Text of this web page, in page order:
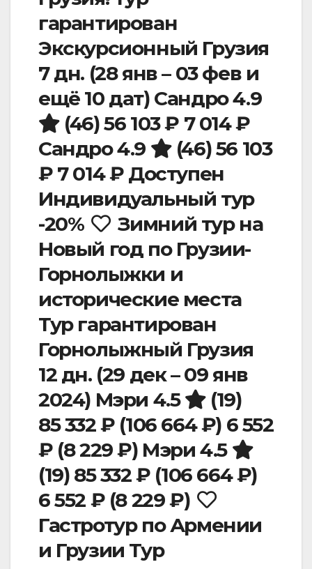
гарантирован
Экскурсионный Грузия
7 дн. (28 янв – 03 фев и
ещё 10 дат) Сандро 4.9
(46)56 103 ₽ 7 014 ₽
Сандро 4.9
(46)56 103
₽ 7 014 ₽ Доступен
Индивидуальный тур
-20%
Зимний тур на
Новый год по Грузии-
Горнолыжки и
исторические места
Тур гарантирован
Горнолыжный Грузия
12 дн. (29 дек – 09 янв
2024) Мэри 4.5
(19)
85 332 ₽ (106 664 ₽) 6 552
₽ (8 229 ₽) Мэри 4.5
(19) 85 332 ₽ (106 664 ₽)
6 552 ₽ (8 229 ₽)
Гастротур по Армении
и Грузии Тур